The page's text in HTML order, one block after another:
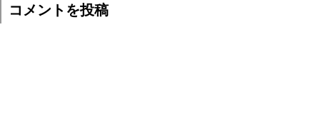
コメントを投稿